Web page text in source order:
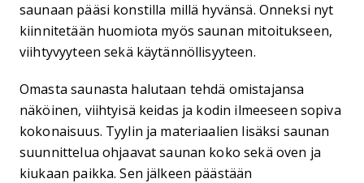
saunaan pääsi konstilla millä hyvänsä. Onneksi nyt
kiinnitetään huomiota myös saunan mitoitukseen,
viihtyvyyteen sekä käytännöllisyyteen.
Omasta saunasta halutaan tehdä omistajansa
näköinen, viihtyisä keidas ja kodin ilmeeseen sopiva
kokonaisuus. Tyylin ja materiaalien lisäksi saunan
suunnittelua ohjaavat saunan koko sekä oven ja
kiukaan paikka. Sen jälkeen päästään